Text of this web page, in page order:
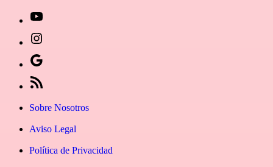
instagram»]
fa-
youtube»]
Google
News
icon
icon=»fa
fa-
Sobre Nosotros
Aviso Legal
Política de Privacidad